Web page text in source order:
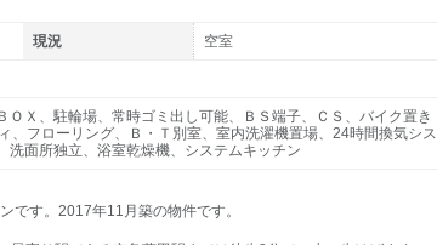
現況 空室
ＯＸ、駐輪場、常時ゴミ出し可能、ＢＳ端子、ＣＳ、バイク置き
、フローリング、Ｂ・Ｔ別室、室内洗濯機置場、24時間換気シス
洗面所独立、浴室乾燥機、システムキッチン
です。2017年11月築の物件です。